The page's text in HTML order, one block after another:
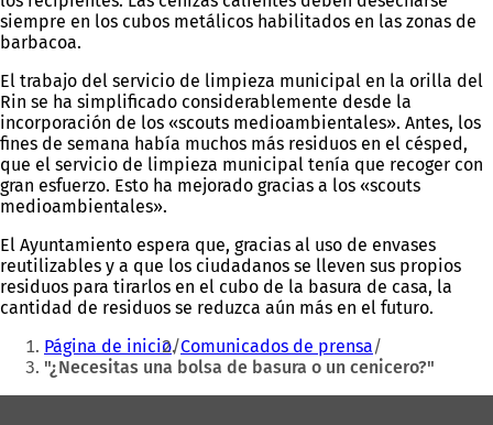
siempre en los cubos metálicos habilitados en las zonas de
barbacoa.
El trabajo del servicio de limpieza municipal en la orilla del
Rin se ha simplificado considerablemente desde la
incorporación de los «scouts medioambientales». Antes, los
fines de semana había muchos más residuos en el césped,
que el servicio de limpieza municipal tenía que recoger con
gran esfuerzo. Esto ha mejorado gracias a los «scouts
medioambientales».
El Ayuntamiento espera que, gracias al uso de envases
reutilizables y a que los ciudadanos se lleven sus propios
residuos para tirarlos en el cubo de la basura de casa, la
cantidad de residuos se reduzca aún más en el futuro.
Estás
aquí:
Página de inicio Comunicados de prensa
"¿Necesitas una bolsa de basura o un cenicero?"